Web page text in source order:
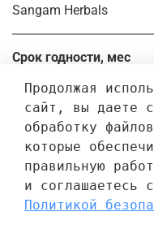
Sangam Herbals
Срок годности, мес
36.0
Отзывы
Отзывов еще никто не
Продолжая
сайт, вы даете
обработку
которые
правильную
и соглашаетесь
Политикой